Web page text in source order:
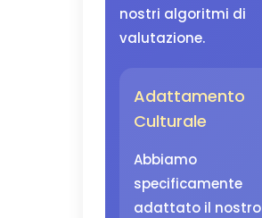
nostri algoritmi di
valutazione.
Adattamento
Culturale
Abbiamo
specificamente
adattato il nostro